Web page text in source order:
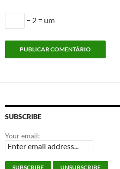
− 2 = um
SUBSCRIBE
Your email: